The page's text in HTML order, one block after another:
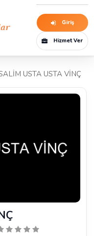
Giriş
Hizmet Ver
USTA USTA VİNÇ